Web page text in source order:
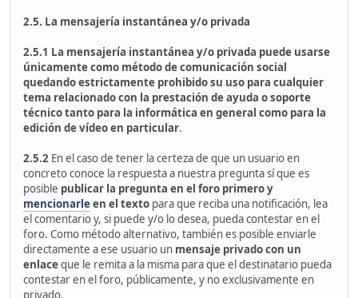
2.5. La mensajería instantánea y/o privada
2.5.1 La mensajería instantánea y/o privada puede usarse
únicamente como método de comunicación social
quedando estrictamente prohibido su uso para cualquier
tema relacionado con la prestación de ayuda o soporte
técnico tanto para la informática en general como para la
edición de vídeo en particular.
2.5.2 En el caso de tener la certeza de que un usuario en
concreto conoce la respuesta a nuestra pregunta sí que es
posible publicar la pregunta en el foro primeroy
mencionarleen el texto para que reciba una notificación, lea
el comentario y, si puede y/o lo desea, pueda contestar en el
foro. Como método alternativo, también es posible enviarle
directamente a ese usuario un mensaje privado con un
enlaceque le remita a la misma para que el destinatario pueda
contestar en el foro, públicamente, y no exclusivamente en
privado.